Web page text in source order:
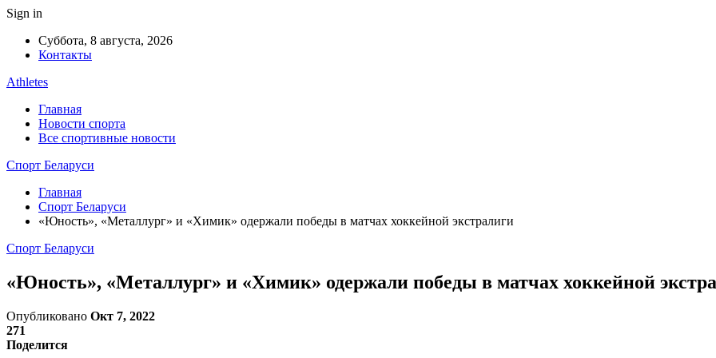
Sign in
Суббота, 8 августа, 2026
Контакты
Athletes
Главная
Новости спорта
Все спортивные новости
Спорт Беларуси
Главная
Спорт Беларуси
«Юность», «Металлург» и «Химик» одержали победы в матчах хоккейной экстралиги
Спорт Беларуси
«Юность», «Металлург» и «Химик» одержали победы в матчах хоккейной
Опубликовано Окт 7, 2022
271
Поделится